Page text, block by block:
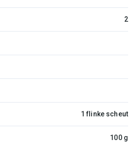
2
1 flinke scheut
100 g